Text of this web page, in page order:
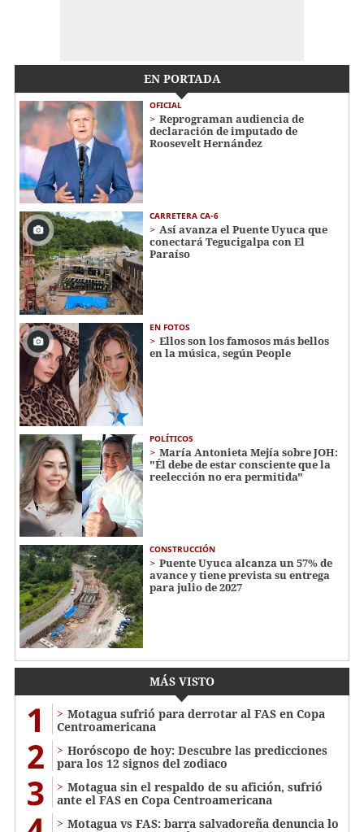
EN PORTADA
OFICIAL
Reprograman audiencia de
declaración de imputado de
Roosevelt Hernández
CARRETERA CA-6
Así avanza el Puente Uyuca que
conectará Tegucigalpa con El
Paraíso
EN FOTOS
Ellos son los famosos más bellos
en la música, según People
POLÍTICOS
María Antonieta Mejía sobre JOH:
"Él debe de estar consciente que la
reelección no era permitida"
CONSTRUCCIÓN
Puente Uyuca alcanza un 57% de
avance y tiene prevista su entrega
para julio de 2027
MÁS VISTO
1
Motagua sufrió para derrotar al FAS en Copa
Centroamericana
2
Horóscopo de hoy: Descubre las predicciones
para los 12 signos del zodiaco
3
Motagua sin el respaldo de su afición, sufrió
ante el FAS en Copa Centroamericana
Motagua vs FAS: barra salvadoreña denuncia lo